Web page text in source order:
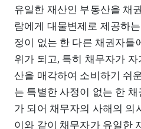
유일한 재산인 부동산을 채
람에게 대물변제로 제공하
정이 없는 한 다른 채권자들
위가 되고, 특히 채무자가
산을 매각하여 소비하기 쉬
는 특별한 사정이 없는 한
가 되어 채무자의 사해의 의
이와 같이 채무자가 유일한